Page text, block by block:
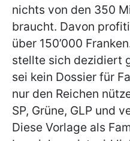
nichts von den 350
braucht. Davon
über 150’000
stellte sich dezidiert
sei kein Dossier für
nur den Reichen
SP, Grüne, GLP und
Diese Vorlage als